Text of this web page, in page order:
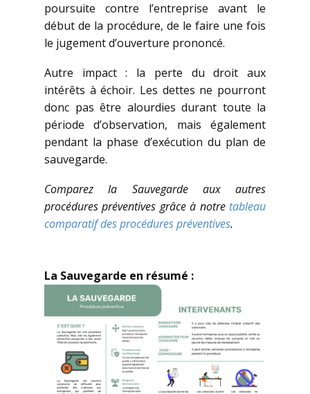
poursuite contre l’entreprise avant le
début de la procédure, de le faire une fois
le jugement d’ouverture prononcé.
Autre impact : la perte du droit aux
intérêts à échoir. Les dettes ne pourront
donc pas être alourdies durant toute la
période d’observation, mais également
pendant la phase d’exécution du plan de
sauvegarde.
Comparez la Sauvegarde aux autres
procédures préventives grâce à notre tableau
comparatif des procédures préventives.
La Sauvegarde en résumé :